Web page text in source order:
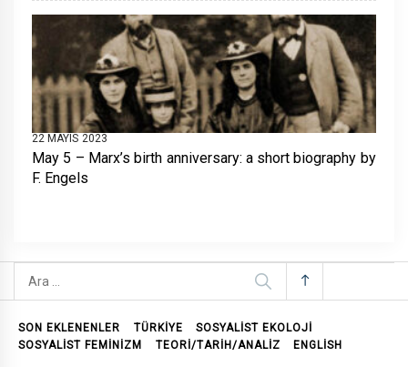
22 MAYIS 2023
May 5 – Marx’s birth anniversary: a short biography by
F. Engels
Arama:
SON EKLENENLER TÜRKİYE
SOSYALIST EKOLOJI
SOSYALIST FEMINIZM
TEORI/TARIH/ANALIZ ENGLISH